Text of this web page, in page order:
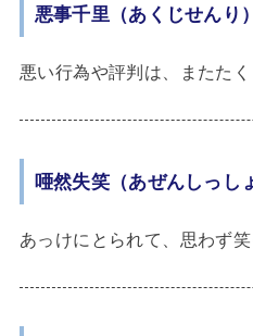
悪事千里（あくじせんり）
悪い行為や評判は、またた
唖然失笑（あぜんしっし
あっけにとられて、思わず笑